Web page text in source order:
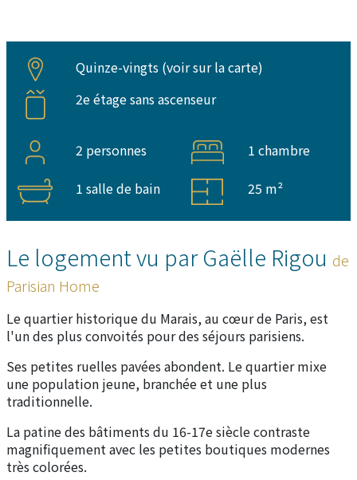
Quinze-vingts (voir sur la carte)
2e étage sans ascenseur
2 personnes
1 chambre
1 salle de bain
25 m²
Le logement vu par Gaëlle Rigou de
Parisian Home
Le quartier historique du Marais, au cœur de Paris, est
l'un des plus convoités pour des séjours parisiens.
Ses petites ruelles pavées abondent. Le quartier mixe
une population jeune, branchée et une plus
traditionnelle.
La patine des bâtiments du 16-17e siècle contraste
magnifiquement avec les petites boutiques modernes
très colorées.